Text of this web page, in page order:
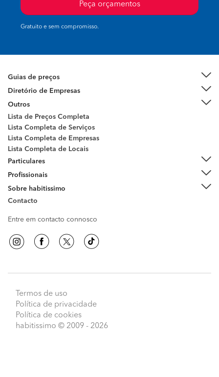
Peça orçamentos
Gratuito e sem compromisso.
Guias de preços
Diretório de Empresas
Outros
Lista de Preços Completa
Lista Completa de Serviços
Lista Completa de Empresas
Lista Completa de Locais
Particulares
Profissionais
Sobre habitissimo
Contacto
Entre em contacto connosco
Termos de uso
Política de privacidade
Política de cookies
habitissimo © 2009 - 2026